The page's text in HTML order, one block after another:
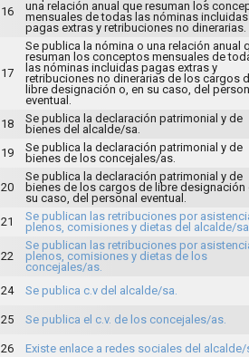
una relación anual que resuman los
mensuales de todas las nóminas incluidas
pagas extras y retribuciones no dinerarias.
Se publica la nómina o una relación anual
resuman los conceptos mensuales de
las nóminas incluidas pagas extras y
retribuciones no dinerarias de los cargos
libre designación o, en su caso, del
eventual.
Se publica la declaración patrimonial y de
bienes del alcalde/sa.
Se publica la declaración patrimonial y de
bienes de los concejales/as.
Se publica la declaración patrimonial y de
bienes de los cargos de libre designación
su caso, del personal eventual.
Se publican las retribuciones por
plenos, comisiones y dietas del alcalde/
Se publican las retribuciones por
plenos, comisiones y dietas de los
concejales/as.
Se publica c.v del alcalde/sa.
Se publica el c.v. de los concejales/as.
Existe enlace a redes sociales del alcalde/